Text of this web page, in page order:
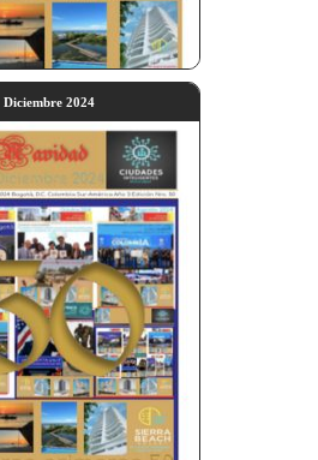
Diciembre 2024